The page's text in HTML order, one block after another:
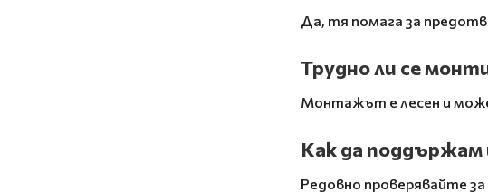
Да, тя помага за
Трудно ли се
Монтажът е лесен и
Как да поддържам
Редовно проверявайте